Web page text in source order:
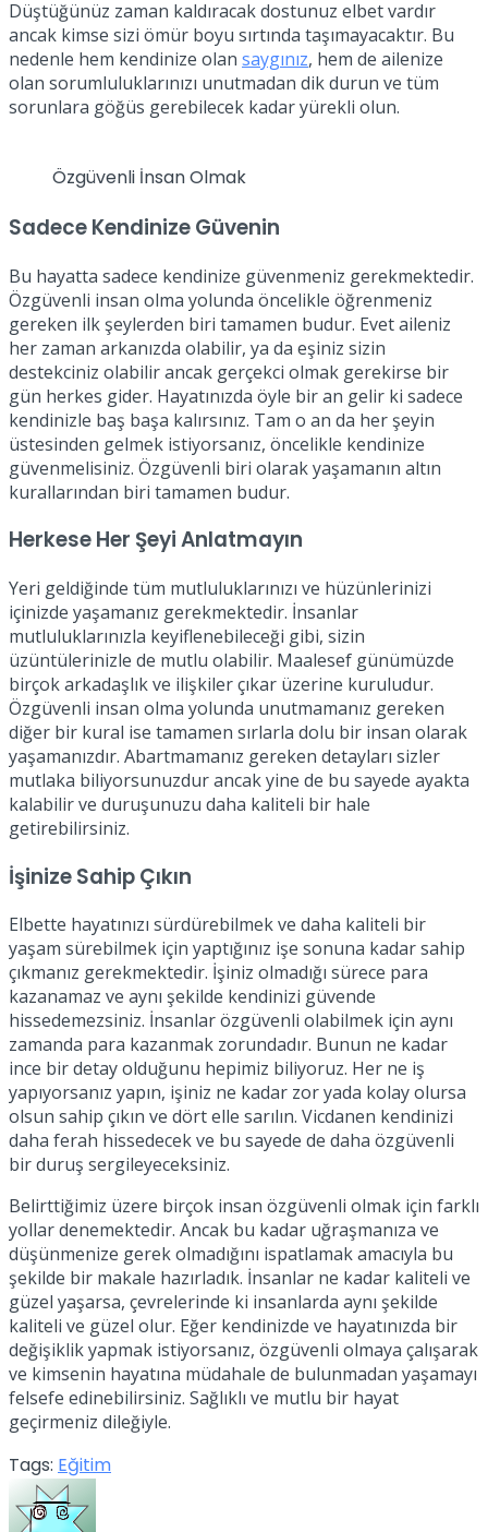
Düştüğünüz zaman kaldıracak dostunuz elbet vardır
ancak kimse sizi ömür boyu sırtında taşımayacaktır. Bu
nedenle hem kendinize olan saygınız, hem de ailenize
olan sorumluluklarınızı unutmadan dik durun ve tüm
sorunlara göğüs gerebilecek kadar yürekli olun.
Özgüvenli İnsan Olmak
Sadece Kendinize Güvenin
Bu hayatta sadece kendinize güvenmeniz gerekmektedir.
Özgüvenli insan olma yolunda öncelikle öğrenmeniz
gereken ilk şeylerden biri tamamen budur. Evet aileniz
her zaman arkanızda olabilir, ya da eşiniz sizin
destekciniz olabilir ancak gerçekci olmak gerekirse bir
gün herkes gider. Hayatınızda öyle bir an gelir ki sadece
kendinizle baş başa kalırsınız. Tam o an da her şeyin
üstesinden gelmek istiyorsanız, öncelikle kendinize
güvenmelisiniz. Özgüvenli biri olarak yaşamanın altın
kurallarından biri tamamen budur.
Herkese Her Şeyi Anlatmayın
Yeri geldiğinde tüm mutluluklarınızı ve hüzünlerinizi
içinizde yaşamanız gerekmektedir. İnsanlar
mutluluklarınızla keyiflenebileceği gibi, sizin
üzüntülerinizle de mutlu olabilir. Maalesef günümüzde
birçok arkadaşlık ve ilişkiler çıkar üzerine kuruludur.
Özgüvenli insan olma yolunda unutmamanız gereken
diğer bir kural ise tamamen sırlarla dolu bir insan olarak
yaşamanızdır. Abartmamanız gereken detayları sizler
mutlaka biliyorsunuzdur ancak yine de bu sayede ayakta
kalabilir ve duruşunuzu daha kaliteli bir hale
getirebilirsiniz.
İşinize Sahip Çıkın
Elbette hayatınızı sürdürebilmek ve daha kaliteli bir
yaşam sürebilmek için yaptığınız işe sonuna kadar sahip
çıkmanız gerekmektedir. İşiniz olmadığı sürece para
kazanamaz ve aynı şekilde kendinizi güvende
hissedemezsiniz. İnsanlar özgüvenli olabilmek için aynı
zamanda para kazanmak zorundadır. Bunun ne kadar
ince bir detay olduğunu hepimiz biliyoruz. Her ne iş
yapıyorsanız yapın, işiniz ne kadar zor yada kolay olursa
olsun sahip çıkın ve dört elle sarılın. Vicdanen kendinizi
daha ferah hissedecek ve bu sayede de daha özgüvenli
bir duruş sergileyeceksiniz.
Belirttiğimiz üzere birçok insan özgüvenli olmak için farklı
yollar denemektedir. Ancak bu kadar uğraşmanıza ve
düşünmenize gerek olmadığını ispatlamak amacıyla bu
şekilde bir makale hazırladık. İnsanlar ne kadar kaliteli ve
güzel yaşarsa, çevrelerinde ki insanlarda aynı şekilde
kaliteli ve güzel olur. Eğer kendinizde ve hayatınızda bir
değişiklik yapmak istiyorsanız, özgüvenli olmaya çalışarak
ve kimsenin hayatına müdahale de bulunmadan yaşamayı
felsefe edinebilirsiniz. Sağlıklı ve mutlu bir hayat
geçirmeniz dileğiyle.
Tags: Eğitim